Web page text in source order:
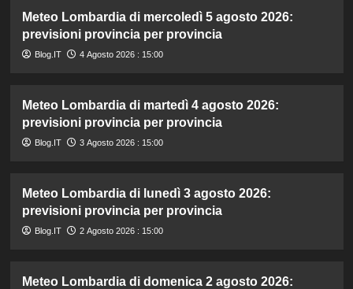
Meteo Lombardia di mercoledì 5 agosto 2026:
previsioni provincia per provincia
Blog.IT 4 Agosto 2026 : 15:00
Meteo Lombardia di martedì 4 agosto 2026:
previsioni provincia per provincia
Blog.IT 3 Agosto 2026 : 15:00
Meteo Lombardia di lunedì 3 agosto 2026:
previsioni provincia per provincia
Blog.IT 2 Agosto 2026 : 15:00
Meteo Lombardia di domenica 2 agosto 2026: